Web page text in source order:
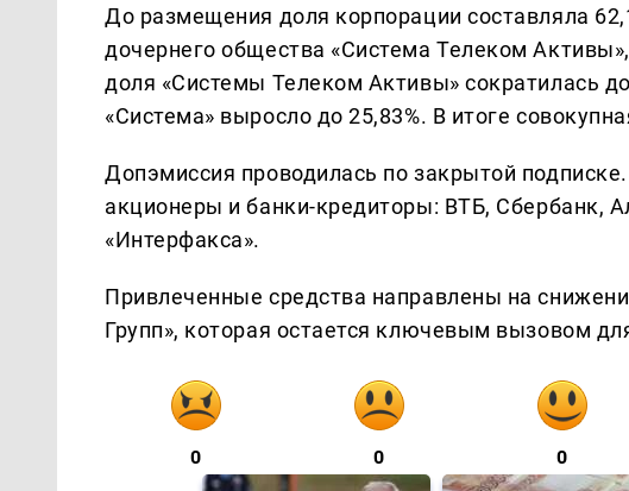
До размещения доля корпорации составляла
дочернего общества «Система Телеком
доля «Системы Телеком Активы» сократилась
«Система» выросло до 25,83%. В итоге
Допэмиссия проводилась по закрытой
акционеры и банки-кредиторы: ВТБ, Сбербанк,
«Интерфакса».
Привлеченные средства направлены на
Групп», которая остается ключевым вызовом
0 0 0